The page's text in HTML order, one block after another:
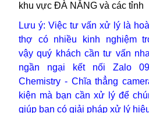
khu vực ĐÀ NẴNG và các tỉnh
Lưu ý: Việc tư vấn xử lý là
thợ có nhiều kinh nghiệm
vậyquý khách cần tư vấn
ngần ngại kết nối Zalo
Chemistry - Chĩa thẳng
kiện mà bạn cần xử lý để
giúp bạn có giải pháp xử lý